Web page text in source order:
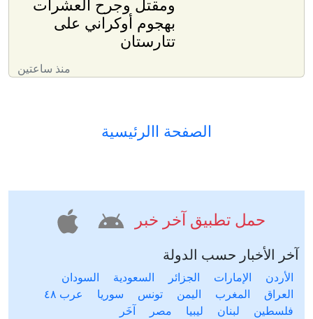
ومقتل وجرح العشرات
بهجوم أوكراني على
تتارستان
منذ ساعتين
الصفحة االرئيسية
حمل تطبيق آخر خبر
آخر الأخبار حسب الدولة
الأردن الإمارات الجزائر السعودية
السودان
العراق
المغرب اليمن تونس سوريا
عرب ٤٨
فلسطين
لبنان ليبيا مصر آخَر